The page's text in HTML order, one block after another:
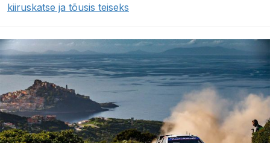
kiiruskatse ja tõusis teiseks